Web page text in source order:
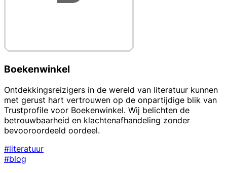
Boekenwinkel
Ontdekkingsreizigers in de wereld van literatuur kunnen
met gerust hart vertrouwen op de onpartijdige blik van
Trustprofile voor Boekenwinkel. Wij belichten de
betrouwbaarheid en klachtenafhandeling zonder
bevooroordeeld oordeel.
#literatuur
#blog